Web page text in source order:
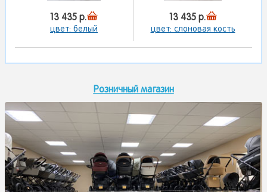
13 435 р.
цвет: белый
13 435 р.
цвет: слоновая кость
Розничный магазин